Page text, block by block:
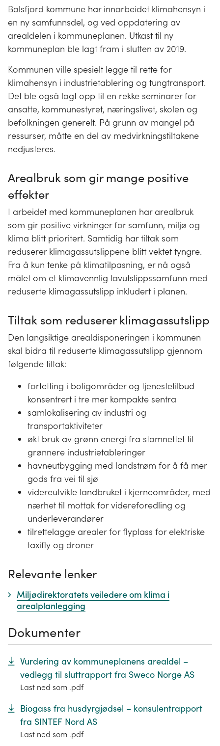
Balsfjord kommune har innarbeidet klimahensyn i
en ny samfunnsdel, og ved oppdatering av
arealdelen i kommuneplanen. Utkast til ny
kommuneplan ble lagt fram i slutten av 2019.
Kommunen ville spesielt legge til rette for
klimahensyn i industrietablering og tungtransport.
Det ble også lagt opp til en rekke seminarer for
ansatte, kommunestyret, næringslivet, skolen og
befolkningen generelt. På grunn av mangel på
ressurser, måtte en del av medvirkningstiltakene
nedjusteres.
Arealbruk som gir mange positive
effekter
I arbeidet med kommuneplanen har arealbruk
som gir positive virkninger for samfunn, miljø og
klima blitt prioritert. Samtidig har tiltak som
reduserer klimagassutslippene blitt vektet tyngre.
Fra å kun tenke på klimatilpasning, er nå også
målet om et klimavennlig lavutslippssamfunn med
reduserte klimagassutslipp inkludert i planen.
Tiltak som reduserer klimagassutslipp
Den langsiktige arealdisponeringen i kommunen
skal bidra til reduserte klimagassutslipp gjennom
følgende tiltak:
fortetting i boligområder og tjenestetilbud
konsentrert i tre mer kompakte sentra
samlokalisering av industri og
transportaktiviteter
økt bruk av grønn energi fra stamnettet til
grønnere industrietableringer
havneutbygging med landstrøm for å få mer
gods fra vei til sjø
videreutvikle landbruket i kjerneområder, med
nærhet til mottak for videreforedling og
underleverandører
tilrettelagge arealer for flyplass for elektriske
taxifly og droner
Relevante lenker
Miljødirektoratets veiledere om klima i
arealplanlegging
Dokumenter
Vurdering av kommuneplanens arealdel –
vedlegg til sluttrapport fra Sweco Norge AS
Last ned som .pdf
Biogass fra husdyrgjødsel – konsulentrapport
fra SINTEF Nord AS
Last ned som .pdf